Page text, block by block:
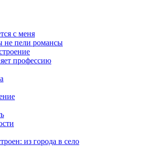
с меня
не пели романсы
профессию
из города в село